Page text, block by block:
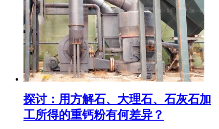
探讨：用方解石、大理石、石灰石加
工所得的重钙粉有何差异？